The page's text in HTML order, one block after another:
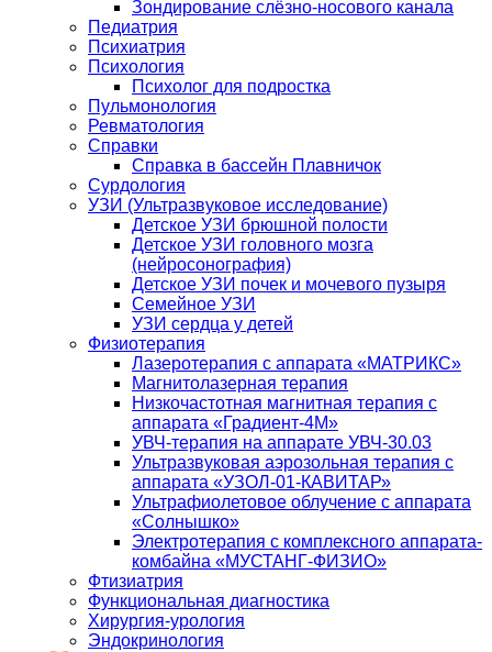
Зондирование слёзно-носового канала
Педиатрия
Психиатрия
Психология
Психолог для подростка
Пульмонология
Ревматология
Справки
Справка в бассейн Плавничок
Сурдология
УЗИ (Ультразвуковое исследование)
Детское УЗИ брюшной полости
Детское УЗИ головного мозга
(нейросонография)
Детское УЗИ почек и мочевого пузыря
Семейное УЗИ
УЗИ сердца у детей
Физиотерапия
Лазеротерапия с аппарата «МАТРИКС»
Магнитолазерная терапия
Низкочастотная магнитная терапия с
аппарата «Градиент-4М»
УВЧ-терапия на аппарате УВЧ-30.03
Ультразвуковая аэрозольная терапия с
аппарата «УЗОЛ-01-КАВИТАР»
Ультрафиолетовое облучение с аппарата
«Солнышко»
Электротерапия с комплексного аппарата-
комбайна «МУСТАНГ-ФИЗИО»
Фтизиатрия
Функциональная диагностика
Хирургия-урология
Эндокринология